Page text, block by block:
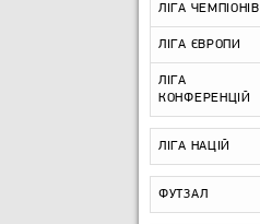
ЛІГА ЧЕМПІОНІВ
ЛІГА ЄВРОПИ
ЛІГА
КОНФЕРЕНЦІЙ
ЛІГА НАЦІЙ
ФУТЗАЛ